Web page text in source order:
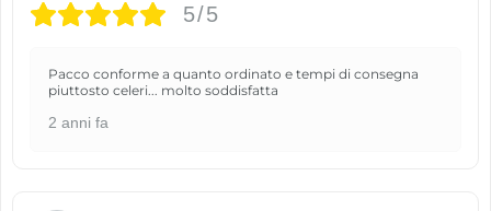
5/5
Pacco conforme a quanto ordinato e tempi di consegna
piuttosto celeri... molto soddisfatta
2 anni fa